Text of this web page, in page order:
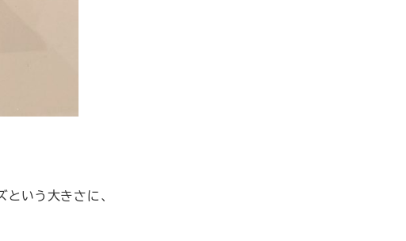
という大きさに、